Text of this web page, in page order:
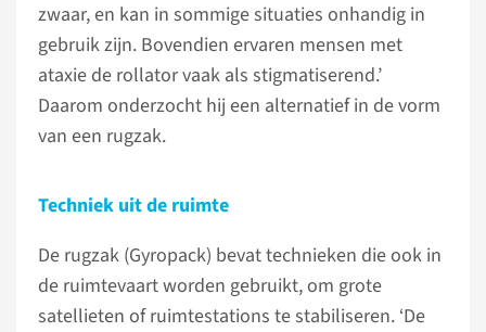
zwaar, en kan in sommige situaties onhandig in
gebruik zijn. Bovendien ervaren mensen met
ataxie de rollator vaak als stigmatiserend.’
Daarom onderzocht hij een alternatief in de vorm
van een rugzak.
Techniek uit de ruimte
De rugzak (Gyropack) bevat technieken die ook in
de ruimtevaart worden gebruikt, om grote
satellieten of ruimtestations te stabiliseren. ‘De